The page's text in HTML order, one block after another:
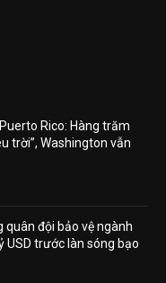
Rico: Hàng trăm
trời”, Washington vẫn
quân đội bảo vệ ngành
USD trước làn sóng bạo